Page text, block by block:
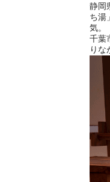
静岡
ち湯
気。
千葉
りな